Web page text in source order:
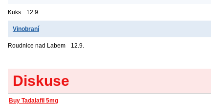
Kuks 12.9.
Vinobraní
Roudnice nad Labem 12.9.
Diskuse
Buy Tadalafil 5mg